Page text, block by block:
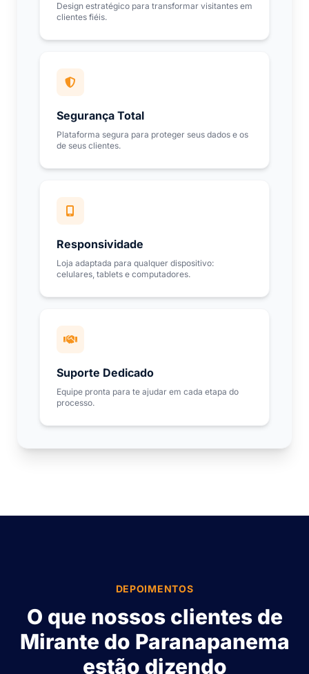
Design estratégico para transformar visitantes em
clientes fiéis.
Segurança Total
Plataforma segura para proteger seus dados e os
de seus clientes.
Responsividade
Loja adaptada para qualquer dispositivo:
celulares, tablets e computadores.
Suporte Dedicado
Equipe pronta para te ajudar em cada etapa do
processo.
DEPOIMENTOS
O que nossos clientes de
Mirante do Paranapanema
estão dizendo